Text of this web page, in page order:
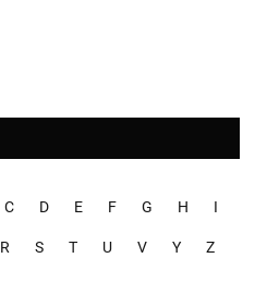
C D E F G H I
R S T U V Y Z